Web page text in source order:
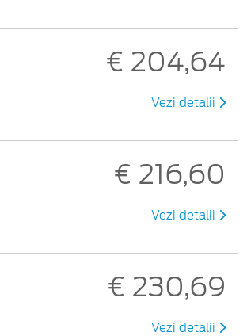
€ 204,64
Vezi detalii
€ 216,60
Vezi detalii
€ 230,69
Vezi detalii